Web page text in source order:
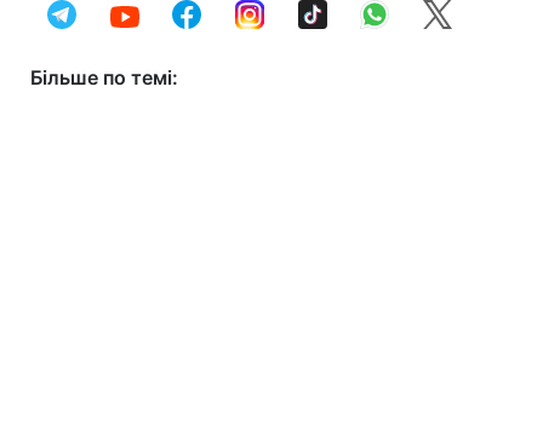
Більше по темі: